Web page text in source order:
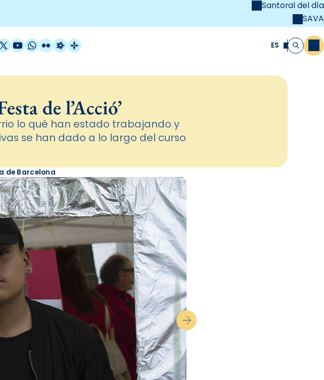
Santoral del día
SAVA
/ Twitter
YouTube
WhatsApp
FlickrRadio Estel
Catalunya Cristiana ES Buscar
de l’Acció’
lo qué han estado trabajando y
se han dado a lo largo del curso
de Barcelona